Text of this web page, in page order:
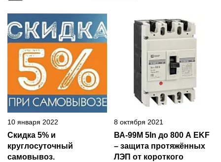
10 января 2022
Скидка 5% и
круглосуточный
самовывоз.
8 октября 2021
ВА-99М 5In до 800 А EKF
– защита протяжённых
ЛЭП от короткого